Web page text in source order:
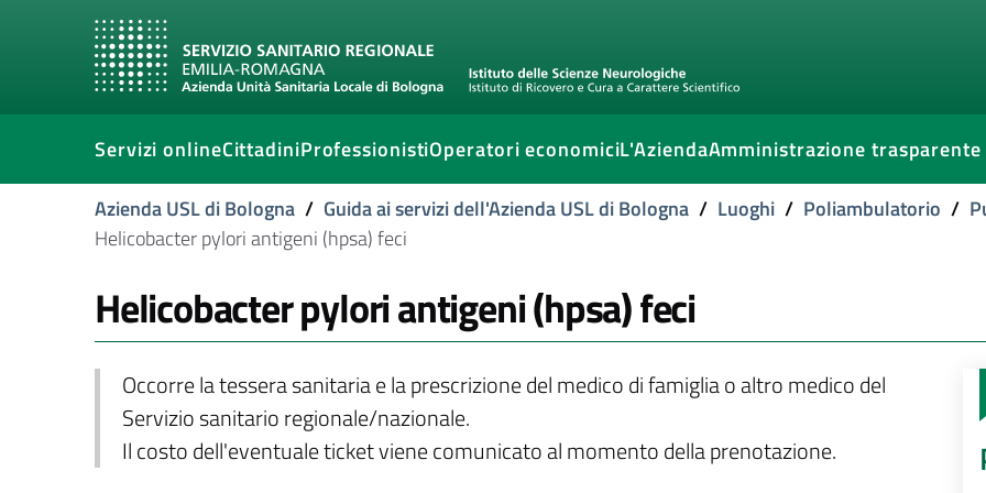
Servizi onlineCittadiniProfessionistiOperatori economiciL'AziendaAmministrazione trasparente
Azienda USL di Bologna / Guida ai servizi dell'Azienda USL di Bologna / Luoghi / Poliambulatorio /
Helicobacter pylori antigeni (hpsa) feci
Helicobacter pylori antigeni (hpsa) feci
Occorre la tessera sanitaria e la prescrizione del medico di famiglia o altro medico del
Servizio sanitario regionale/nazionale.
Il costo dell'eventuale ticket viene comunicato al momento della prenotazione.